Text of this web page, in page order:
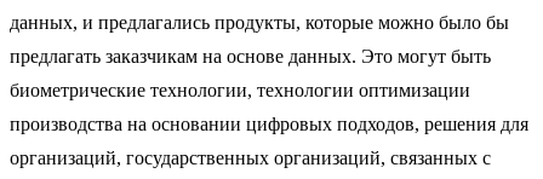
данных, и предлагались продукты, которые можно было бы
предлагать заказчикам на основе данных. Это могут быть
биометрические технологии, технологии оптимизации
производства на основании цифровых подходов, решения для
организаций, государственных организаций, связанных с